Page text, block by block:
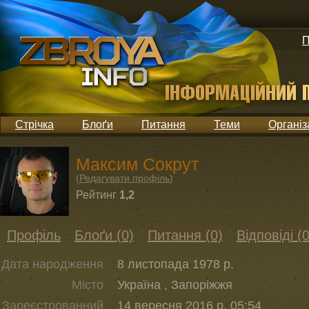
Стрічка Блоґи Питання Теми
Максим Сокрут
(Редагувати профіль)
Рейтинг 1,2
Профіль Блоґи (0) Питання (0) Відповіді
Дата народження
8 листопада 1978 р.
Місто
Україна , Запоріжжя
Зареєстрованний
14 вересня 2016 р. 05:54